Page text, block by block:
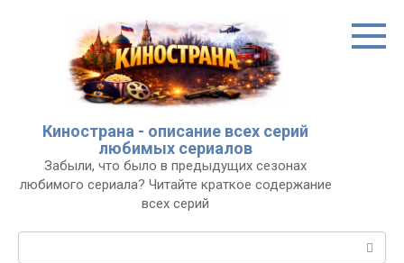
Кинострана - описание всех серий
любимых сериалов
Забыли, что было в предыдущих сезонах
любимого сериала? Читайте краткое содержание
всех серий